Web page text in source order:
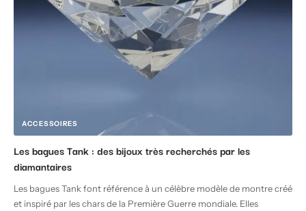
ACCESSOIRES
Les bagues Tank : des bijoux très recherchés par les
diamantaires
Les bagues Tank font référence à un célèbre modèle de montre créé
et inspiré par les chars de la Première Guerre mondiale. Elles